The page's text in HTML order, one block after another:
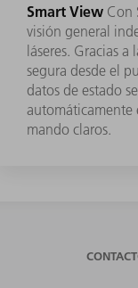
Smart View Con
visión general
láseres. Gracias
segura desde el
datos de estado
automáticamente
mando claros.